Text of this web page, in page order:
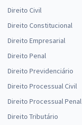
Direito Civil
Direito Constitucional
Direito Empresarial
Direito Penal
Direito Previdenciário
Direito Processual Civil
Direito Processual Penal
Direito Tributário